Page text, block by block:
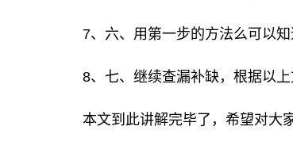
7、六、用第一步的方法么可以知
8、七、继续查漏补缺，根据以上
本文到此讲解完毕了，希望对大